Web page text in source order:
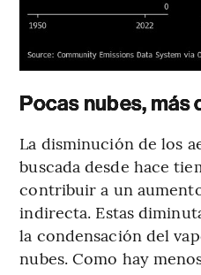
Pocas nubes, más
La disminución de los
buscada desde hace
contribuir a un
indirecta. Estas
la condensación del
nubes. Como hay